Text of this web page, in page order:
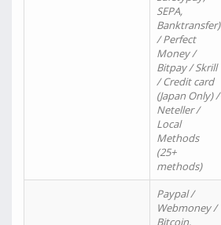
SEPA,
Banktransfer)
/ Perfect
Money /
Bitpay / Skrill
/ Credit card
(Japan Only) /
Neteller /
Local
Methods
(25+
methods)
Paypal /
Webmoney /
Bitcoin,